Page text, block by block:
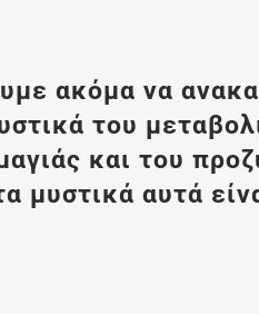
ακόμα να
του
και του
μυστικά αυτά